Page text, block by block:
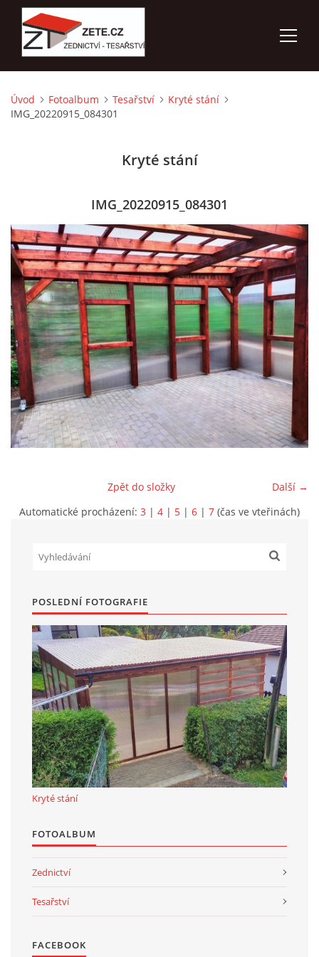
ÚVOD
KONTAKTY
3D VIZUALIZACE
Marek Petruželka
Studýnka 131
Hronov
549 46
+420 731561027
zete@zete.cz
Tisk| Aktualizováno: 22. 9. 2023 Nahoru ↑
Úvod Fotoalbum Tesařství
Kryté stání
IMG_20220915_084301
Kryté stání
IMG_20220915_084301
Další →
Zpět do složky
Automatické procházení: 3 | 4 | 5 | 6 | 7 (čas ve vteřinách)
POSLEDNÍ FOTOGRAFIE
Kryté stání
FOTOALBUM
Zednictví
Tesařství
FACEBOOK